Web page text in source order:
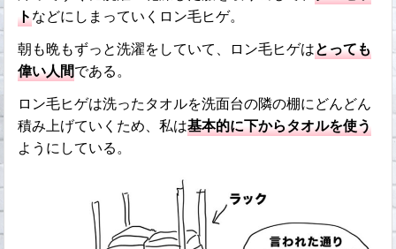
トなどにしまっていくロン毛ヒゲ。
朝も晩もずっと洗濯をしていて、ロン毛ヒゲはとっても
偉い人間である。
ロン毛ヒゲは洗ったタオルを洗面台の隣の棚にどんどん
積み上げていくため、私は基本的に下からタオルを使う
ようにしている。